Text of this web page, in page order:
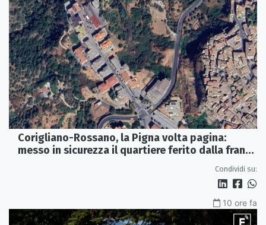
Corigliano-Rossano, la Pigna volta pagina:
messo in sicurezza il quartiere ferito dalla frana
Condividi su:
10 ore fa